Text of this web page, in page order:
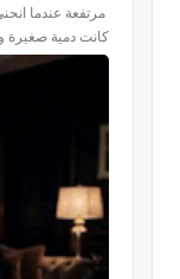
مرتفعة عندما
كانت دمية